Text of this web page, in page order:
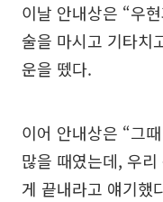
이날 안내상은 “우
술을 마시고 기타치
운을 뗐다.
이어 안내상은 “그
많을 때였는데, 우
게 끝내라고 얘기했